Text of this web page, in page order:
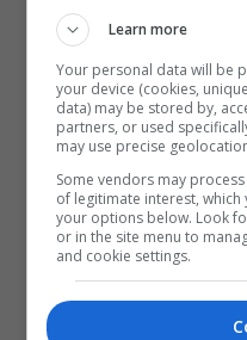
Learn more
Your personal data will be
your device (cookies,
data) may be stored by,
partners, or used
may use precise
Some vendors may
of legitimate interest,
your options below. Look
or in the site menu to
and cookie settings.